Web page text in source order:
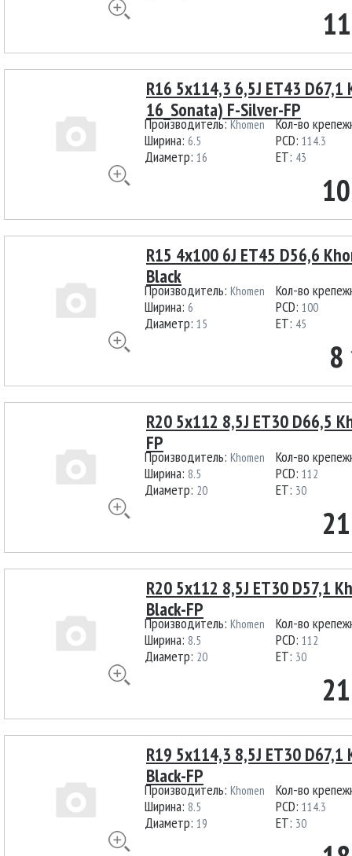
R16 5x114,3 6,5J ET43 D67,1
16_Sonata) F-Silver-FP
Производитель:Khomen
Ширина: 6.5
Диаметр: 16
Кол-во
PCD: 114.3
ET: 43
R15 4x100 6J ET45 D56,6
Black
Производитель: Khomen
Ширина: 6
Диаметр: 15
Кол-во
PCD: 100
ET: 45
R20 5x112 8,5J ET30 D66,5
FP
Производитель: Khomen
Ширина: 8.5
Диаметр: 20
Кол-во
PCD: 112
ET: 30
R20 5x112 8,5J ET30 D57,1
Black-FP
Производитель: Khomen
Ширина: 8.5
Диаметр: 20
Кол-во
PCD: 112
ET: 30
R19 5x114,3 8,5J ET30
Black-FP
Производитель: Khomen
Ширина: 8.5
Диаметр: 19
Кол-во
PCD: 114.3
ET: 30